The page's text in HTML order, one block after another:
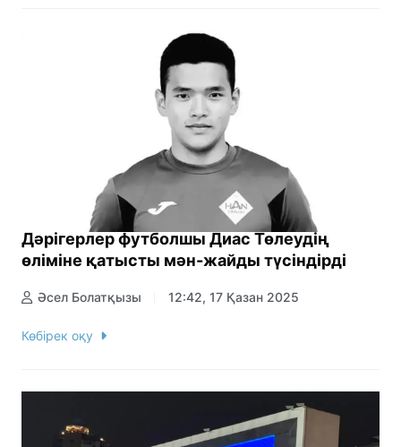
Дәрігерлер футболшы Диас Төлеудің
өліміне қатысты мән-жайды түсіндірді
Әсел Болатқызы 12:42, 17 Қазан 2025
Көбірек оқу